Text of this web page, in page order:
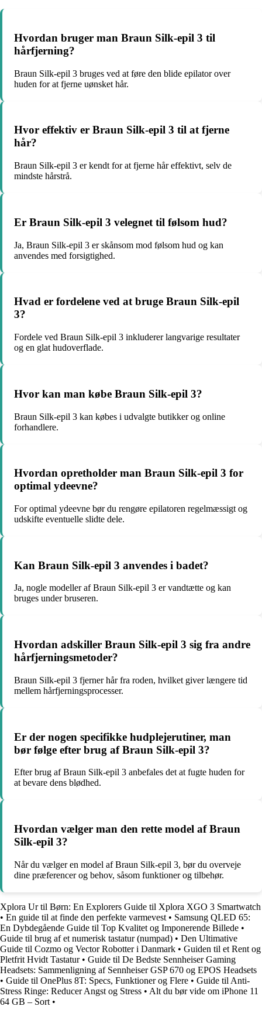
Hvordan bruger man Braun Silk-epil 3 til
hårfjerning?
Braun Silk-epil 3 bruges ved at føre den blide epilator over
huden for at fjerne uønsket hår.
Hvor effektiv er Braun Silk-epil 3 til at fjerne
hår?
Braun Silk-epil 3 er kendt for at fjerne hår effektivt, selv de
mindste hårstrå.
Er Braun Silk-epil 3 velegnet til følsom hud?
Ja, Braun Silk-epil 3 er skånsom mod følsom hud og kan
anvendes med forsigtighed.
Hvad er fordelene ved at bruge Braun Silk-epil
3?
Fordele ved Braun Silk-epil 3 inkluderer langvarige resultater
og en glat hudoverflade.
Hvor kan man købe Braun Silk-epil 3?
Braun Silk-epil 3 kan købes i udvalgte butikker og online
forhandlere.
Hvordan opretholder man Braun Silk-epil 3 for
optimal ydeevne?
For optimal ydeevne bør du rengøre epilatoren regelmæssigt og
udskifte eventuelle slidte dele.
Kan Braun Silk-epil 3 anvendes i badet?
Ja, nogle modeller af Braun Silk-epil 3 er vandtætte og kan
bruges under bruseren.
Hvordan adskiller Braun Silk-epil 3 sig fra andre
hårfjerningsmetoder?
Braun Silk-epil 3 fjerner hår fra roden, hvilket giver længere tid
mellem hårfjerningsprocesser.
Er der nogen specifikke hudplejerutiner, man
bør følge efter brug af Braun Silk-epil 3?
Efter brug af Braun Silk-epil 3 anbefales det at fugte huden for
at bevare dens blødhed.
Hvordan vælger man den rette model af Braun
Silk-epil 3?
Når du vælger en model af Braun Silk-epil 3, bør du overveje
dine præferencer og behov, såsom funktioner og tilbehør.
Xplora Ur til Børn: En Explorers Guide til Xplora XGO 3 Smartwatch
• En guide til at finde den perfekte varmevest • Samsung QLED 65:
En Dybdegående Guide til Top Kvalitet og Imponerende Billede •
Guide til brug af et numerisk tastatur (numpad) • Den Ultimative
Guide til Cozmo og Vector Robotter i Danmark • Guiden til et Rent og
Pletfrit Hvidt Tastatur• Guide til De Bedste Sennheiser Gaming
Headsets: Sammenligning af Sennheiser GSP 670 og EPOS Headsets
• Guide til OnePlus 8T: Specs, Funktioner og Flere • Guide til Anti-
Stress Ringe: Reducer Angst og Stress • Alt du bør vide om iPhone 11
64 GB – Sort •